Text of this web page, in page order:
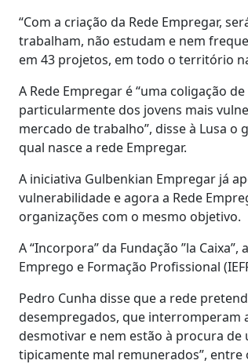
“Com a criação da Rede Empregar,
trabalham, não estudam e nem
em 43 projetos, em todo o território
A Rede Empregar é “uma coligação
particularmente dos jovens mais
mercado de trabalho”, disse à Lusa
qual nasce a rede Empregar.
A iniciativa Gulbenkian Empregar já
vulnerabilidade e agora a Rede
organizações com o mesmo objetivo.
A “Incorpora” da Fundação ”la
Emprego e Formação Profissional
Pedro Cunha disse que a rede
desempregados, que interromperam
desmotivar e nem estão à procura
tipicamente mal remunerados”, entre